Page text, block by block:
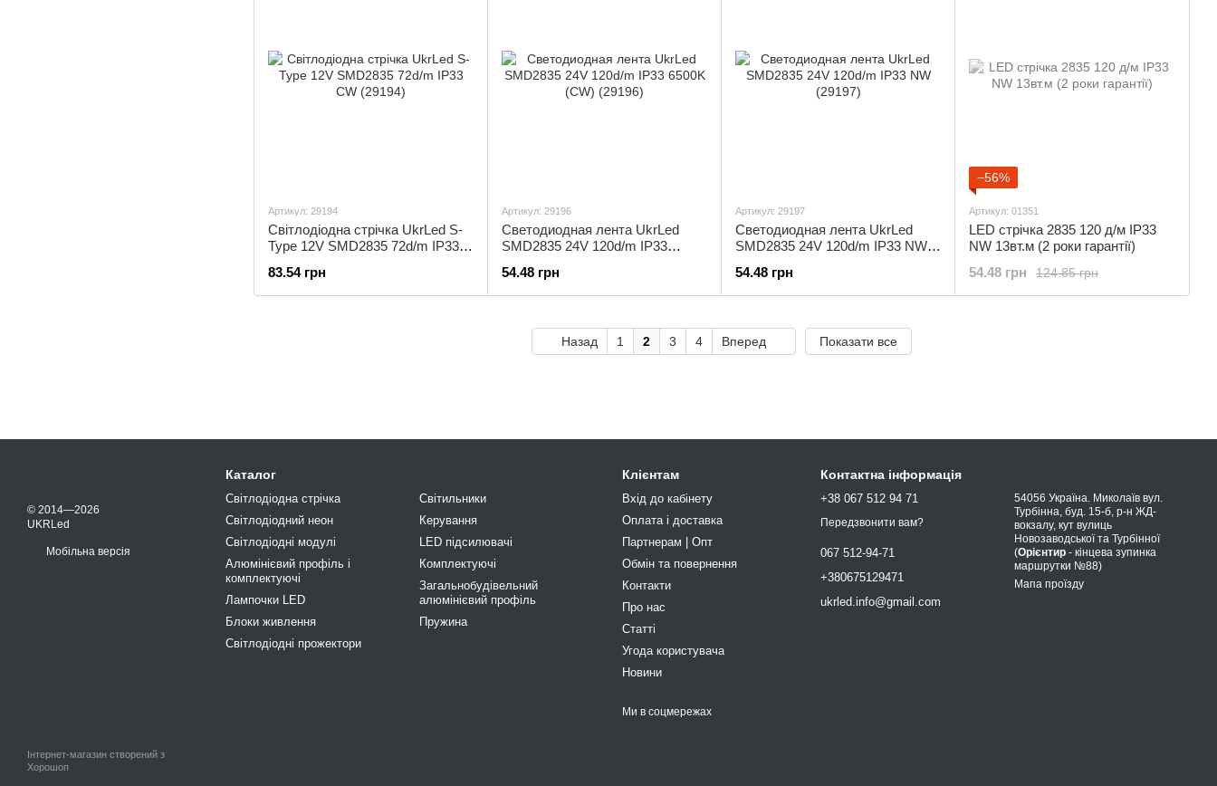
Артикул: 29194
Світлодіодна стрічка UkrLed S-
Type 12V SMD2835 72d/m IP33
83.54 грн
Артикул: 29196
Светодиодная лента UkrLed
SMD2835 24V 120d/m IP33
54.48 грн
Артикул: 29197
Светодиодная лента UkrLed
SMD2835 24V 120d/m IP33 NW
54.48 грн
−56%
Артикул: 01351
LED стрічка 2835 120 д/м IP33
NW 13вт.м (2 роки гарантії)
124.85 грн
54.48 грн
Назад 1 2 3 4 Вперед Показати все
© 2014—2026
UKRLed
Мобільна версія
Інтернет-магазин створений з
Хорошоп
Каталог
Світлодіодна стрічка
Світлодіодний неон
Світлодіодні модулі
Алюмінієвий профіль і
комплектуючі
Лампочки LED
Блоки живлення
Світлодіодні прожектори
Світильники
Керування
LED підсилювачі
Комплектуючі
Загальнобудівельний
алюмінієвий профіль
Пружина
Клієнтам
Вхід до кабінету
Оплата і доставка
Партнерам | Опт
Обмін та повернення
Контакти
Про нас
Статті
Угода користувача
Новини
Ми в соцмережах
Контактна інформація
+38 067 512 94 71
Передзвонити вам?
067 512-94-71
+380675129471
ukrled.info@gmail.com
54056 Україна. Миколаїв вул.
Турбінна, буд. 15-б, р-н ЖД-
вокзалу, кут вулиць
Новозаводської та Турбінної
(Орієнтир - кінцева зупинка
маршрутки №88)
Мапа проїзду